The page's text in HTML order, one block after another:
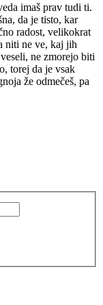
imaš prav tudi ti.
da je tisto, kar
radost, velikokrat
niti ne ve, kaj jih
ne zmorejo biti
torej da je vsak
že odmečeš, pa